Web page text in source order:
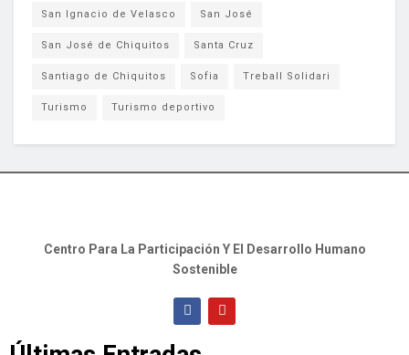
San Ignacio de Velasco San José
San José de Chiquitos Santa Cruz
Santiago de Chiquitos Sofia Treball Solidari
Turismo Turismo deportivo
Centro Para La Participación Y El Desarrollo Humano
Sostenible